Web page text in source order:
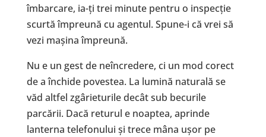
îmbarcare, ia-ți trei minute pentru o inspecție
scurtă împreună cu agentul. Spune-i că vrei să
vezi mașina împreună.
Nu e un gest de neîncredere, ci un mod corect
de a închide povestea. La lumină naturală se
văd altfel zgârieturile decât sub becurile
parcării. Dacă returul e noaptea, aprinde
lanterna telefonului și trece mâna ușor pe